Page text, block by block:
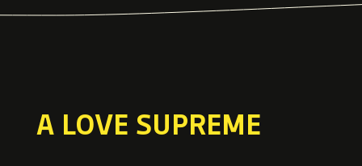
A LOVE SUPREME